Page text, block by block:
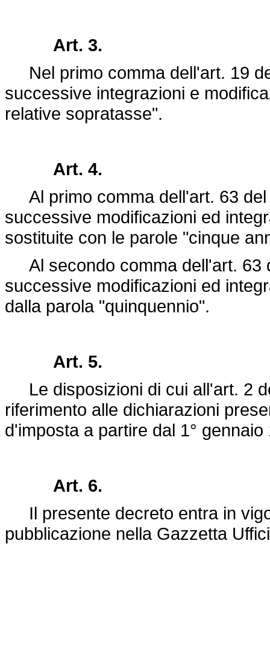
Art. 3.
Nel primo comma dell'art. 19
successive integrazioni e
relative sopratasse".
Art. 4.
Al primo comma dell'art. 63
successive modificazioni ed
sostituite con le parole "cinque
Al secondo comma dell'art. 63
successive modificazioni ed
dalla parola "quinquennio".
Art. 5.
Le disposizioni di cui all'art. 2
riferimento alle dichiarazioni
d'imposta a partire dal 1° gennaio
Art. 6.
Il presente decreto entra in
pubblicazione nella Gazzetta